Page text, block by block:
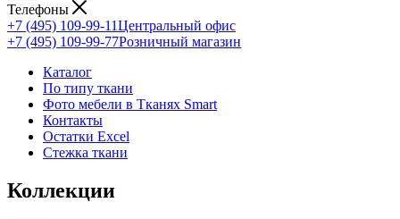
Телефоны
+7 (495) 109-99-11Центральный офис
+7 (495) 109-99-77Розничный магазин
Каталог
По типу ткани
Фото мебели в Тканях Smart
Контакты
Остатки Excel
Стежка ткани
Коллекции